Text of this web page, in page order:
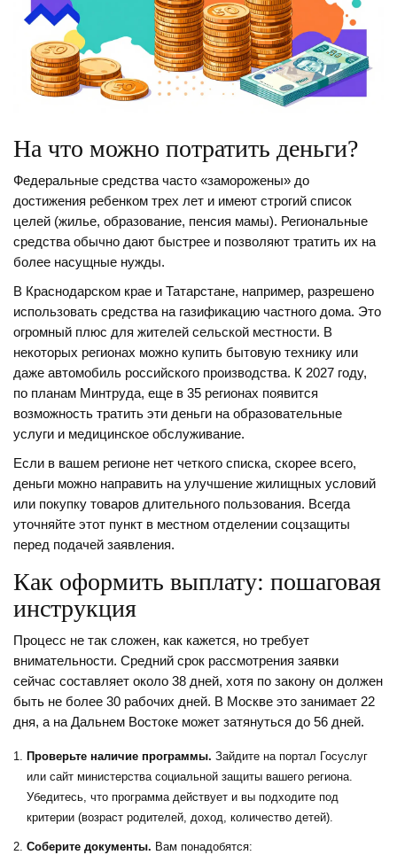
На что можно потратить деньги?
Федеральные средства часто «заморожены» до
достижения ребенком трех лет и имеют строгий список
целей (жилье, образование, пенсия мамы). Региональные
средства обычно дают быстрее и позволяют тратить их на
более насущные нужды.
В Краснодарском крае и Татарстане, например, разрешено
использовать средства на газификацию частного дома. Это
огромный плюс для жителей сельской местности. В
некоторых регионах можно купить бытовую технику или
даже автомобиль российского производства. К 2027 году,
по планам Минтруда, еще в 35 регионах появится
возможность тратить эти деньги на образовательные
услуги и медицинское обслуживание.
Если в вашем регионе нет четкого списка, скорее всего,
деньги можно направить на улучшение жилищных условий
или покупку товаров длительного пользования. Всегда
уточняйте этот пункт в местном отделении соцзащиты
перед подачей заявления.
Как оформить выплату: пошаговая
инструкция
Процесс не так сложен, как кажется, но требует
внимательности. Средний срок рассмотрения заявки
сейчас составляет около 38 дней, хотя по закону он должен
быть не более 30 рабочих дней. В Москве это занимает 22
дня, а на Дальнем Востоке может затянуться до 56 дней.
Проверьте наличие программы. Зайдите на портал Госуслуг
или сайт министерства социальной защиты вашего региона.
Убедитесь, что программа действует и вы подходите под
критерии (возраст родителей, доход, количество детей).
Соберите документы. Вам понадобятся: